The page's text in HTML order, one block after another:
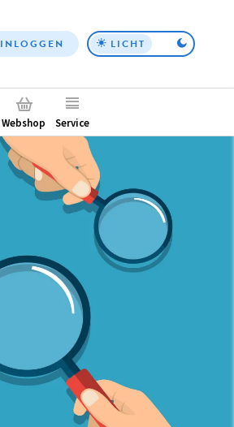
Top
INLOGGEN LICHT
Webshop Service